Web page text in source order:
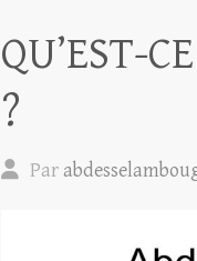
QU’EST-
?
Par